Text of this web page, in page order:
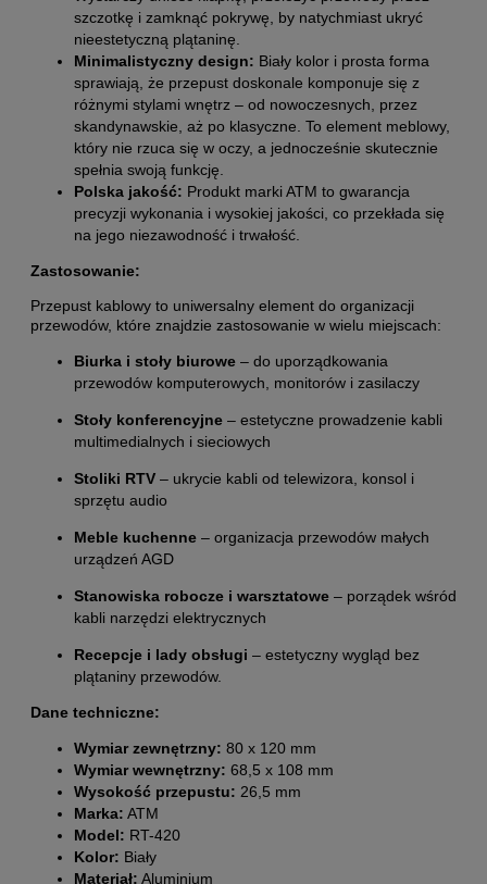
szczotkę i zamknąć pokrywę, by natychmiast ukryć
nieestetyczną plątaninę.
Minimalistyczny design: Biały kolor i prosta forma
sprawiają, że przepust doskonale komponuje się z
różnymi stylami wnętrz – od nowoczesnych, przez
skandynawskie, aż po klasyczne. To element meblowy,
który nie rzuca się w oczy, a jednocześnie skutecznie
spełnia swoją funkcję.
Polska jakość: Produkt marki ATM to gwarancja
precyzji wykonania i wysokiej jakości, co przekłada się
na jego niezawodność i trwałość.
Zastosowanie:
Przepust kablowy to uniwersalny element do organizacji
przewodów, które znajdzie zastosowanie w wielu miejscach:
Biurka i stoły biurowe – do uporządkowania
przewodów komputerowych, monitorów i zasilaczy
Stoły konferencyjne – estetyczne prowadzenie kabli
multimedialnych i sieciowych
Stoliki RTV – ukrycie kabli od telewizora, konsol i
sprzętu audio
Meble kuchenne – organizacja przewodów małych
urządzeń AGD
Stanowiska robocze i warsztatowe – porządek wśród
kabli narzędzi elektrycznych
Recepcje i lady obsługi – estetyczny wygląd bez
plątaniny przewodów.
Dane techniczne:
Wymiar zewnętrzny: 80 x 120 mm
Wymiar wewnętrzny: 68,5 x 108 mm
Wysokość przepustu: 26,5 mm
Marka: ATM
Model: RT-420
Kolor: Biały
Materiał: Aluminium